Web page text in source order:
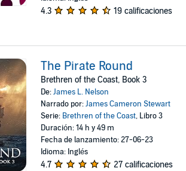
4.3 19 calificaciones
The Pirate Round
Brethren of the Coast, Book 3
De:James L. Nelson
Narrado por:James Cameron Stewart
Serie: Brethren of the Coast, Libro 3
Duración: 14 h y 49 m
Fecha de lanzamiento: 27-06-23
Idioma: Inglés
4.7 27 calificaciones